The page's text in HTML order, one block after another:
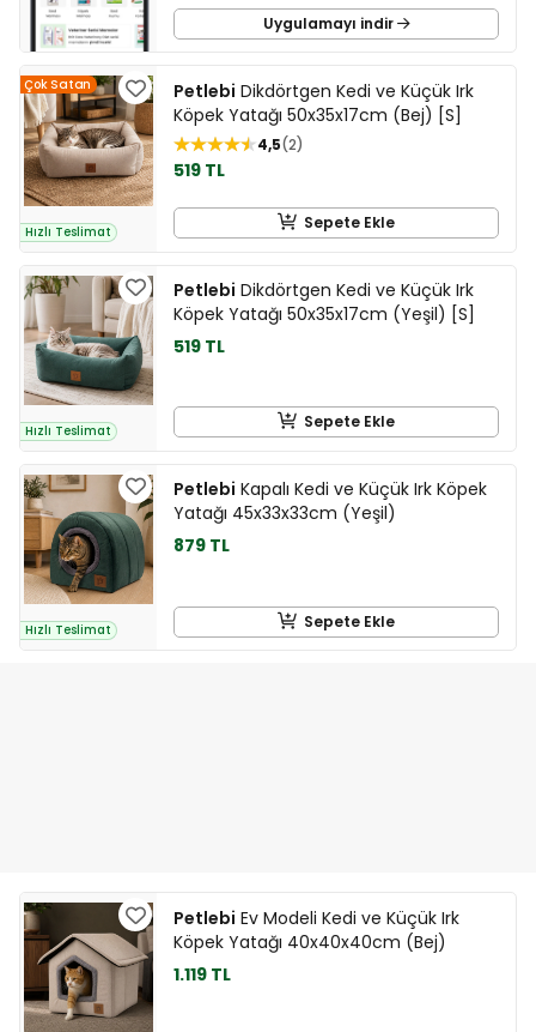
Uygulamayı indir
Çok Satan
Hızlı Teslimat
Petlebi Dikdörtgen Kedi ve Küçük Irk
Köpek Yatağı 50x35x17cm (Bej) [S]
4,5 2
519 TL
Sepete Ekle
Hızlı Teslimat
Petlebi Dikdörtgen Kedi ve Küçük Irk
Köpek Yatağı 50x35x17cm (Yeşil) [S]
519 TL
Sepete Ekle
Hızlı Teslimat
Petlebi Kapalı Kedi ve Küçük Irk Köpek
Yatağı 45x33x33cm (Yeşil)
879 TL
Sepete Ekle
Petlebi Ev Modeli Kedi ve Küçük Irk
Köpek Yatağı 40x40x40cm (Bej)
1.119 TL